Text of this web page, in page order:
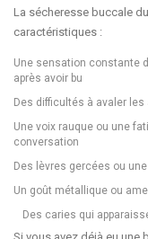
La sécheresse buccale
caractéristiques :
Une sensation constante
après avoir bu
Des difficultés à avaler
Une voix rauque ou une
conversation
Des lèvres gercées ou
Un goût métallique ou
Des caries qui